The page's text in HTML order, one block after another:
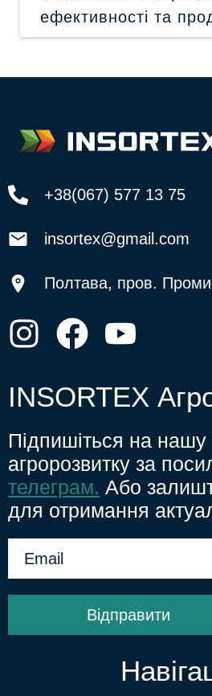
ефективності та
+38(067) 577 13 75
insortex@gmail.com
Полтава, пров.
INSORTEX
Підпишіться на нашу
агророзвитку за
телеграм. Або
для отримання
Відправити